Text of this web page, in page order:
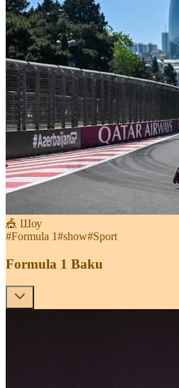
🎪 Шоу
#Formula 1#show#Sport
Formula 1 Baku